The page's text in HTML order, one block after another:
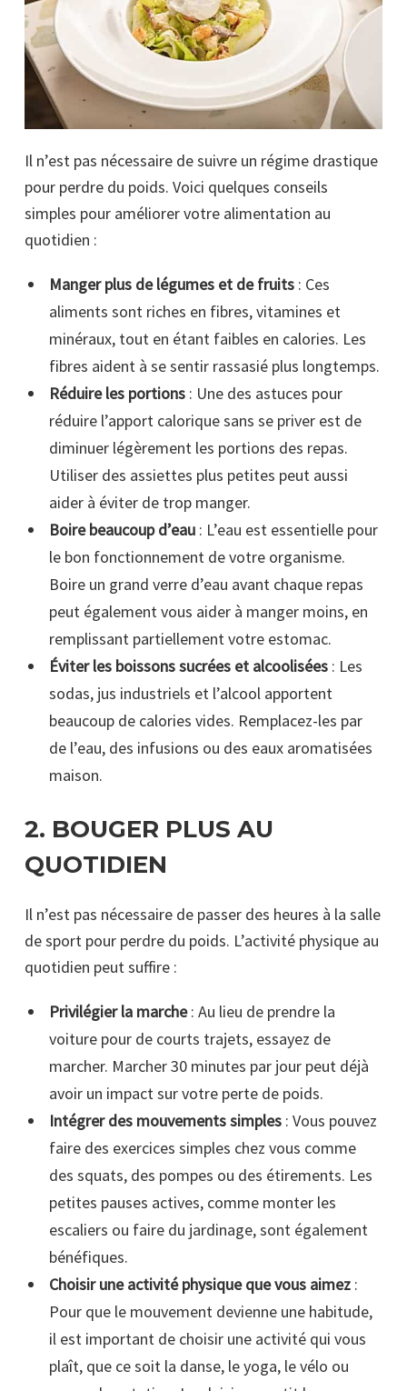
Il n’est pas nécessaire de suivre un régime drastique
pour perdre du poids. Voici quelques conseils
simples pour améliorer votre alimentation au
quotidien :
Manger plus de légumes et de fruits: Ces
aliments sont riches en fibres, vitamines et
minéraux, tout en étant faibles en calories. Les
fibres aident à se sentir rassasié plus longtemps.
Réduire les portions: Une des astuces pour
réduire l’apport calorique sans se priver est de
diminuer légèrement les portions des repas.
Utiliser des assiettes plus petites peut aussi
aider à éviter de trop manger.
Boire beaucoup d’eau: L’eau est essentielle pour
le bon fonctionnement de votre organisme.
Boire un grand verre d’eau avant chaque repas
peut également vous aider à manger moins, en
remplissant partiellement votre estomac.
Éviter les boissons sucrées et alcoolisées: Les
sodas, jus industriels et l’alcool apportent
beaucoup de calories vides. Remplacez-les par
de l’eau, des infusions ou des eaux aromatisées
maison.
2. BOUGER PLUS AU
QUOTIDIEN
Il n’est pas nécessaire de passer des heures à la salle
de sport pour perdre du poids. L’activité physique au
quotidien peut suffire :
Privilégier la marche: Au lieu de prendre la
voiture pour de courts trajets, essayez de
marcher. Marcher 30 minutes par jour peut déjà
avoir un impact sur votre perte de poids.
Intégrer des mouvements simples: Vous pouvez
faire des exercices simples chez vous comme
des squats, des pompes ou des étirements. Les
petites pauses actives, comme monter les
escaliers ou faire du jardinage, sont également
bénéfiques.
Choisir une activité physique que vous aimez:
Pour que le mouvement devienne une habitude,
il est important de choisir une activité qui vous
plaît, que ce soit la danse, le yoga, le vélo ou